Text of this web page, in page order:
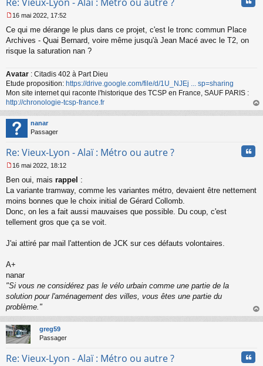
u
e
s
s
e
n
o
n
l
u
16 mai 2022, 17:52
Ce qui me dérange le plus dans ce projet, c'est le tronc commun Place
Archives - Quai Bernard, voire même jusqu'à Jean Macé avec le T2, on
risque la saturation nan ?
Avatar : Citadis 402 à Part Dieu
Etude proposition: https://drive.google.com/file/d/1U_NJEj ... sp=sharing
Mon site internet qui raconte l'historique des TCSP en France, SAUF PARIS :
http://chronologie-tcsp-france.fr
au
nanar
Passager
Re: Vieux-Lyon - Alaï : Métro ou autre ?
e
s
s
g
e
o
u
16 mai 2022, 18:12
Ben oui, mais rappel :
La variante tramway, comme les variantes métro, devaient être nettement
moins bonnes que le choix initial de Gérard Collomb.
Donc, on les a fait aussi mauvaises que possible. Du coup, c'est
tellement gros que ça se voit.
J'ai attiré par mail l'attention de JCK sur ces défauts volontaires.
A+
nanar
"Si vous ne considérez pas le vélo urbain comme une partie de la
solution pour l'aménagement des villes, vous êtes une partie du
problème."
au
greg59
Passager
Re: Vieux-Lyon - Alaï : Métro ou autre ?